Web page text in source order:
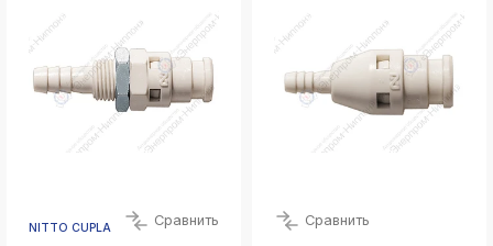
NITTO CUPLA Сравнить Сравнить